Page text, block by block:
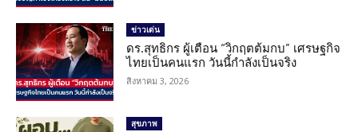
ข่าวเด่น
ดร.สุทธิกร ผู้เตือน “วิกฤตต้มกบ” เศรษฐกิจ
ไทยเป็นคนแรก วันนี้กำลังเป็นจริง
สิงหาคม 3, 2026
สุขภาพ